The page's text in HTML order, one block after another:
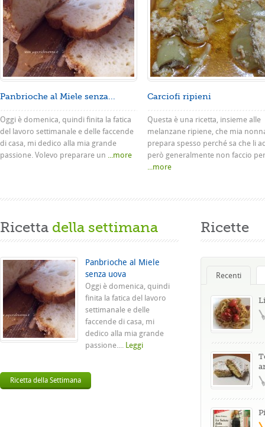
Panbrioche al Miele senza...
Oggi è domenica, quindi finita la fatica
del lavoro settimanale e delle faccende
di casa, mi dedico alla mia grande
passione. Volevo preparare un ...more
Carciofi ripieni
Questa è una ricetta, insieme alle
melanzane ripiene, che mia
prepara spesso perché sa che li
però generalmente non faccio
...more
Ricetta della settimana
Panbrioche al Miele
senza uova
Oggi è domenica, quindi
finita la fatica del lavoro
settimanale e delle
faccende di casa, mi
dedico alla mia grande
passione.... Leggi
Ricetta della Settimana
Ricette
Recenti